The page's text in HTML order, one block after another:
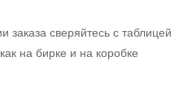
сверяйтесь с таблицей
на бирке и на коробке